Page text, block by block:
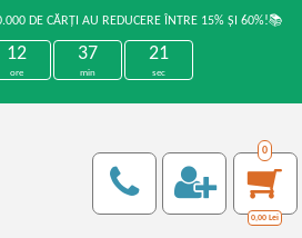
DE CĂRȚI AU REDUCERE ÎNTRE 15% ȘI 60%!📚
12
ore
37
min
21
sec
0
0,00 Lei